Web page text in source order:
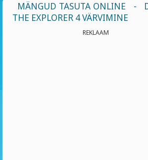
MÄNGUD TASUTA ONLINE -
THE EXPLORER 4 VÄRVIMINE
REKLAAM